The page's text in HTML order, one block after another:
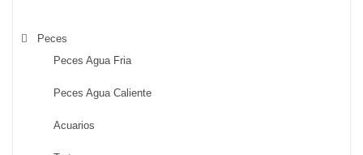
Peces
Peces Agua Fria
Peces Agua Caliente
Acuarios